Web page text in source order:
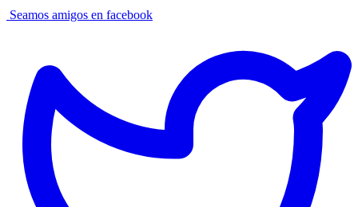
Seamos amigos en facebook